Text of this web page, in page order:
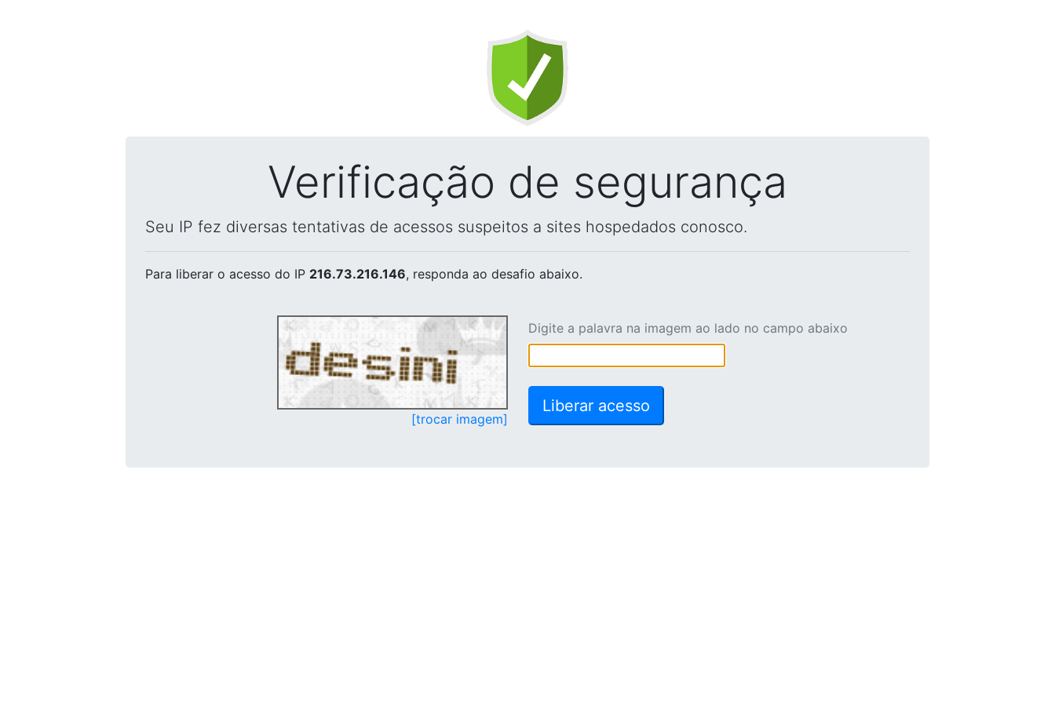
Verificação de segurança
Seu IP fez diversas tentativas de acessos suspeitos a sites hospedados conosco.
Para liberar o acesso do IP 216.73.216.146, responda ao desafio abaixo.
[trocar imagem]
Digite a palavra na imagem ao lado no campo abaixo